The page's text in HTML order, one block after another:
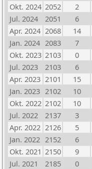
Okt. 2024 2052 2
Jul. 2024
2051 6
Apr. 2024 2068 14
Jan. 2024 2083 7
Okt. 2023 2103 0
Jul. 2023
2103 6
Apr. 2023 2101 15
Jan. 2023 2102 10
Okt. 2022 2102 10
Jul. 2022
2137 3
Apr. 2022 2126 5
Jan. 2022 2152 6
Okt. 2021 2150 9
Jul. 2021
2185 0